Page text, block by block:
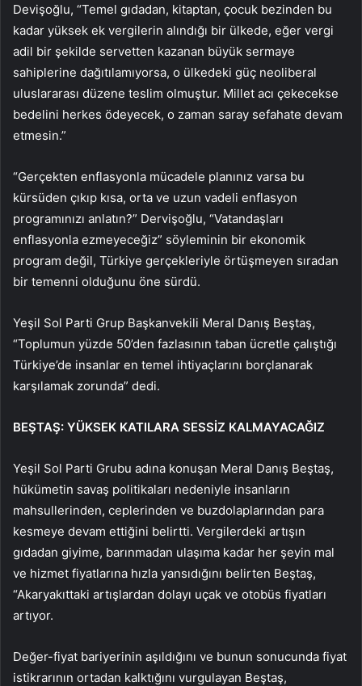
Devişoğlu, “Temel gıdadan, kitaptan, çocuk bezinden bu
kadar yüksek ek vergilerin alındığı bir ülkede, eğer vergi
adil bir şekilde servetten kazanan büyük sermaye
sahiplerine dağıtılamıyorsa, o ülkedeki güç neoliberal
uluslararası düzene teslim olmuştur. Millet acı çekecekse
bedelini herkes ödeyecek, o zaman saray sefahate devam
etmesin.”
“Gerçekten enflasyonla mücadele planınız varsa bu
kürsüden çıkıp kısa, orta ve uzun vadeli enflasyon
programınızı anlatın?” Dervişoğlu, “Vatandaşları
enflasyonla ezmeyeceğiz” söyleminin bir ekonomik
program değil, Türkiye gerçekleriyle örtüşmeyen sıradan
bir temenni olduğunu öne sürdü.
Yeşil Sol Parti Grup Başkanvekili Meral Danış Beştaş,
“Toplumun yüzde 50’den fazlasının taban ücretle çalıştığı
Türkiye’de insanlar en temel ihtiyaçlarını borçlanarak
karşılamak zorunda” dedi.
BEŞTAŞ: YÜKSEK KATILARA SESSİZ KALMAYACAĞIZ
Yeşil Sol Parti Grubu adına konuşan Meral Danış Beştaş,
hükümetin savaş politikaları nedeniyle insanların
mahsullerinden, ceplerinden ve buzdolaplarından para
kesmeye devam ettiğini belirtti. Vergilerdeki artışın
gıdadan giyime, barınmadan ulaşıma kadar her şeyin mal
ve hizmet fiyatlarına hızla yansıdığını belirten Beştaş,
“Akaryakıttaki artışlardan dolayı uçak ve otobüs fiyatları
artıyor.
Değer-fiyat bariyerinin aşıldığını ve bunun sonucunda fiyat
istikrarının ortadan kalktığını vurgulayan Beştaş,